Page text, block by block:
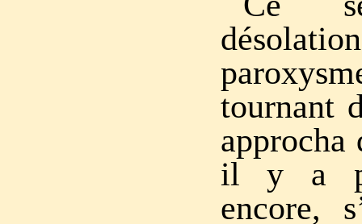
tournant
approcha
il y a
encore,